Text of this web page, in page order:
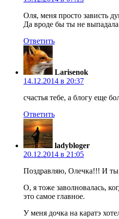
Оля, меня просто зависть
Да вроде бы ты не
Ответить
Larisenok
14.12.2014 в 20:37
счастья тебе, а блогу еще
Ответить
ladybloger
20.12.2014 в 21:05
Поздравляю, Олечка!!! И
О, я тоже заволновалась,
это самое главное.
У меня дочка на каратэ